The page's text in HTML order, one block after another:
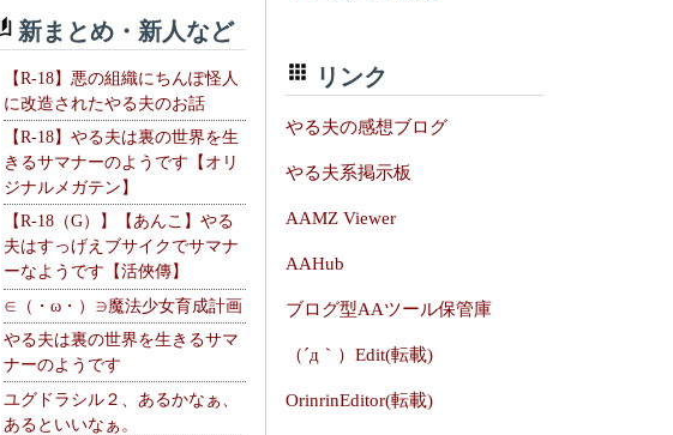
新まとめ・新人など
【R-18】悪の組織にちんぽ怪人
に改造されたやる夫のお話
【R-18】やる夫は裏の世界を生
きるサマナーのようです【オリ
ジナルメガテン】
【R-18（G）】【あんこ】やる
夫はすっげえブサイクでサマナ
ーなようです【活俠傳】
∈（・ω・）∋魔法少女育成計画
やる夫は裏の世界を生きるサマ
ナーのようです
ユグドラシル２、あるかなぁ、
あるといいなぁ。
リンク
やる夫の感想ブログ
やる夫系掲示板
AAMZ Viewer
AAHub
ブログ型AAツール保管庫
（´д｀）Edit(転載)
OrinrinEditor(転載)